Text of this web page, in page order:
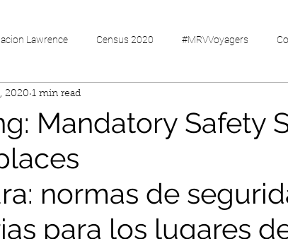
Lawrence Census 2020 #MRVVoyagers
CV-Childcare
Mandatory Safety
2020 1 min read
normas de
para los lugares